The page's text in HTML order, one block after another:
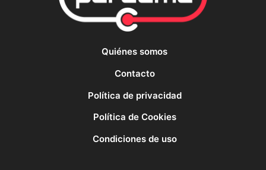
Quiénes somos
Contacto
Política de privacidad
Política de Cookies
Condiciones de uso